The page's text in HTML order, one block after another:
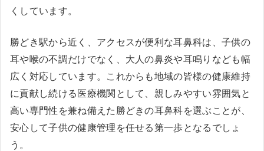
くしています。
勝どき駅から近く、アクセスが便利な耳鼻科は、子供の
耳や喉の不調だけでなく、大人の鼻炎や耳鳴りなども幅
広く対応しています。これからも地域の皆様の健康維持
に貢献し続ける医療機関として、親しみやすい雰囲気と
高い専門性を兼ね備えた勝どきの耳鼻科を選ぶことが、
安心して子供の健康管理を任せる第一歩となるでしょ
う。